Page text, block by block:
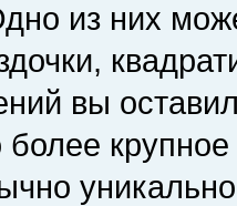
из них
вы